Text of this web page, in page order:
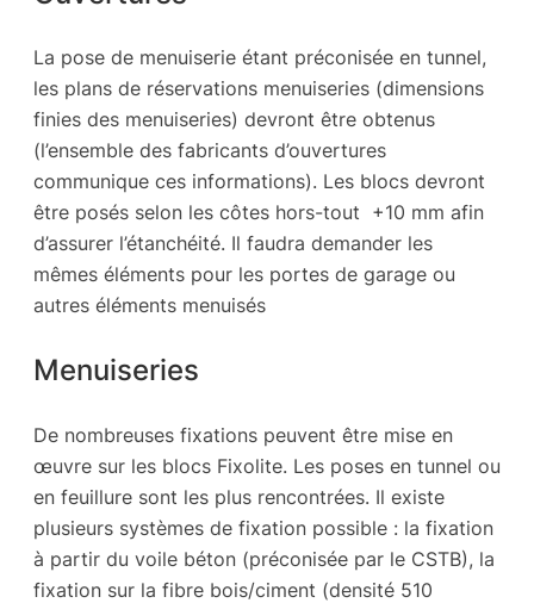
La pose de menuiserie étant préconisée en tunnel,
les plans de réservations menuiseries (dimensions
finies des menuiseries) devront être obtenus
(l’ensemble des fabricants d’ouvertures
communique ces informations). Les blocs devront
être posés selon les côtes hors-tout +10 mm afin
d’assurer l’étanchéité. Il faudra demander les
mêmes éléments pour les portes de garage ou
autres éléments menuisés
Menuiseries
De nombreuses fixations peuvent être mise en
œuvre sur les blocs Fixolite. Les poses en tunnel ou
en feuillure sont les plus rencontrées. Il existe
plusieurs systèmes de fixation possible : la fixation
à partir du voile béton (préconisée par le CSTB), la
fixation sur la fibre bois/ciment (densité 510